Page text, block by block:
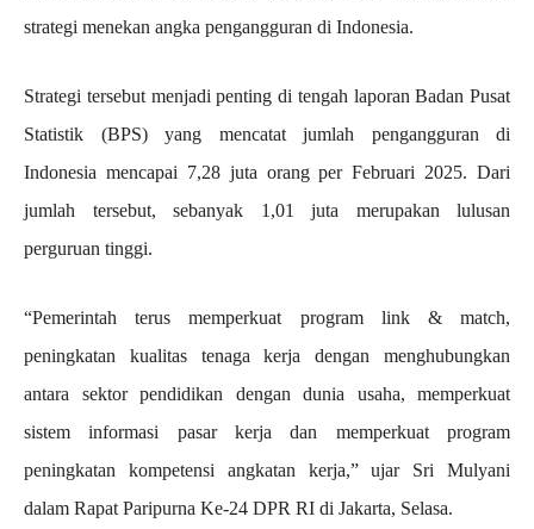
strategi menekan angka pengangguran di Indonesia.
Strategi tersebut menjadi penting di tengah laporan Badan Pusat
Statistik (BPS) yang mencatat jumlah pengangguran di
Indonesia mencapai 7,28 juta orang per Februari 2025. Dari
jumlah tersebut, sebanyak 1,01 juta merupakan lulusan
perguruan tinggi.
“Pemerintah terus memperkuat program link & match,
peningkatan kualitas tenaga kerja dengan menghubungkan
antara sektor pendidikan dengan dunia usaha, memperkuat
sistem informasi pasar kerja dan memperkuat program
peningkatan kompetensi angkatan kerja,” ujar Sri Mulyani
dalam Rapat Paripurna Ke-24 DPR RI di Jakarta, Selasa.